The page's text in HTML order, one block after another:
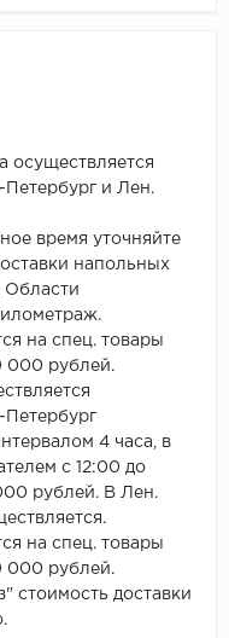
осуществляется
Петербург и Лен.
время уточняйте
напольных
Области
на спец. товары
000 рублей.
Петербург
4 часа, в
с 12:00 до
рублей. В Лен.
на спец. товары
000 рублей.
стоимость доставки